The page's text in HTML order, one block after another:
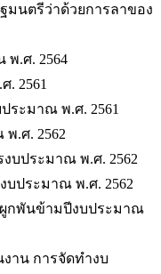
มนตรีว่าด้วยการลาของ
พ.ศ. 2564
2561
ะมาณ พ.ศ. 2561
.ศ. 2562
บประมาณ พ.ศ. 2562
บประมาณ พ.ศ. 2562
กพันข้ามปีงบประมาณ
าน การจัดทำงบ